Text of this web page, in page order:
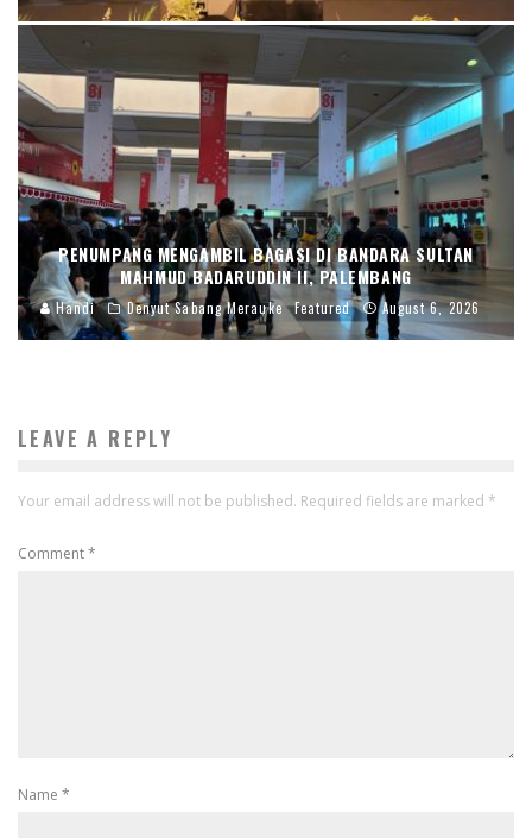
PENUMPANG MENGAMBIL BAGASI DI BANDARA SULTAN
MAHMUD BADARUDDIN II, PALEMBANG
Handi Denyut Sabang Merauke Featured August 6, 2026
LEAVE A REPLY
Your email address will not be published. Required fields are marked *
Comment*
Name *